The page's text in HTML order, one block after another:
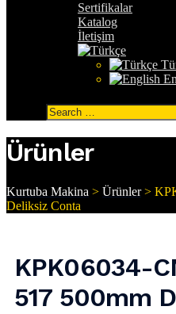
Sertifikalar
Katalog
İletişim
Search
for:
Ürünler
Kurtuba Makina > Ürünler>
Deliksiz Conta
KPK06034-
517 500mm